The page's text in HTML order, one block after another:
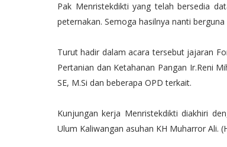
Pak Menristekdikti yang telah bersedia
peternakan. Semoga hasilnya nanti
Turut hadir dalam acara tersebut jajaran
Pertanian dan Ketahanan Pangan Ir.Reni
SE, M.Si dan beberapa OPD terkait.
Kunjungan kerja Menristekdikti diakhiri
Ulum Kaliwangan asuhan KH Muharror Ali.